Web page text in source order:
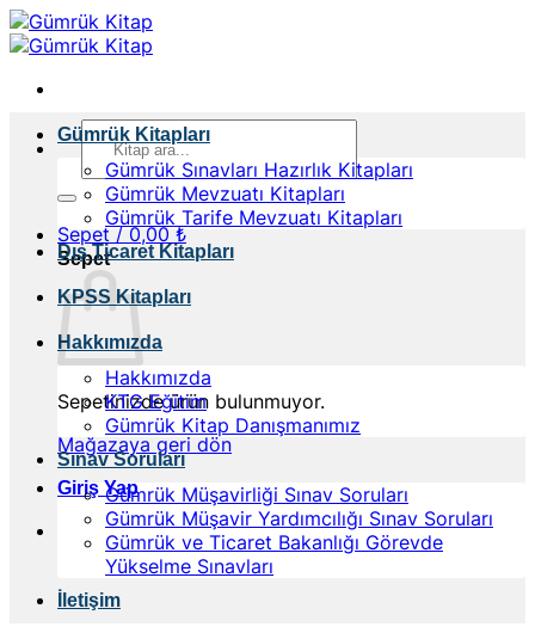
İçeriğe
atla
Ara:
Sepet /0,00₺
Sepet
Sepetinizde ürün bulunmuyor.
Mağazaya geri dön
Giriş Yap
Gümrük Kitapları
Gümrük Sınavları Hazırlık Kitapları
Gümrük Mevzuatı Kitapları
Gümrük Tarife Mevzuatı Kitapları
Dış Ticaret Kitapları
KPSS Kitapları
Hakkımızda
Hakkımızda
KTG Eğitim
Gümrük Kitap Danışmanımız
Sınav Soruları
Gümrük Müşavirliği Sınav Soruları
Gümrük Müşavir Yardımcılığı Sınav Soruları
Gümrük ve Ticaret Bakanlığı Görevde
Yükselme Sınavları
İletişim